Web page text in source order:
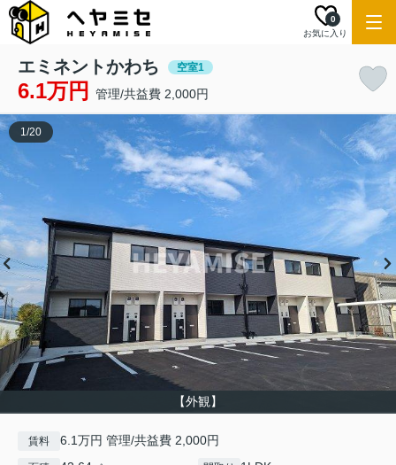
お気に入り
0
エミネントかわち 空室1
6.1万円 管理/共益費 2,000円
【外観】
1/20
賃料 6.1万円 管理/共益費 2,000円